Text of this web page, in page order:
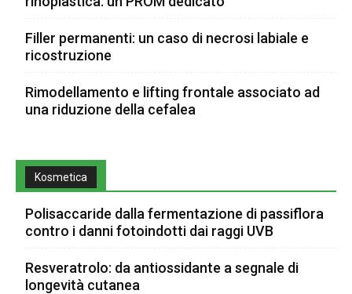
Filler permanenti: un caso di necrosi labiale e
ricostruzione
Rimodellamento e lifting frontale associato ad
una riduzione della cefalea
Kosmetica
Polisaccaride dalla fermentazione di passiflora
contro i danni fotoindotti dai raggi UVB
Resveratrolo: da antiossidante a segnale di
longevità cutanea